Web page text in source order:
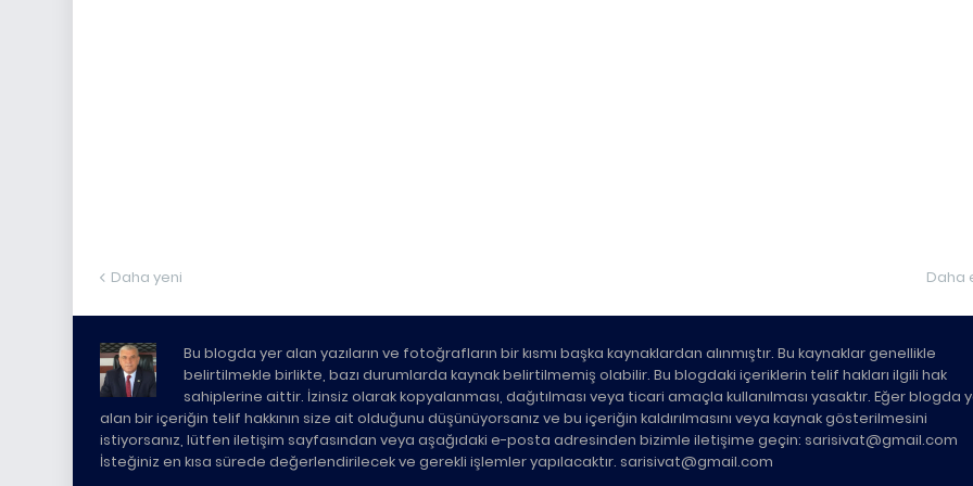
Daha yeni Daha
Bu blogda yer alan yazıların ve fotoğrafların bir kısmı başka kaynaklardan alınmıştır. Bu kaynaklar genellikle
belirtilmekle birlikte, bazı durumlarda kaynak belirtilmemiş olabilir. Bu blogdaki içeriklerin telif hakları ilgili hak
sahiplerine aittir. İzinsiz olarak kopyalanması, dağıtılması veya ticari amaçla kullanılması yasaktır. Eğer blogda
alan bir içeriğin telif hakkının size ait olduğunu düşünüyorsanız ve bu içeriğin kaldırılmasını veya kaynak gösterilmesini
istiyorsanız, lütfen iletişim sayfasından veya aşağıdaki e-posta adresinden bizimle iletişime geçin: sarisivat@gmail.com
İsteğiniz en kısa sürede değerlendirilecek ve gerekli işlemler yapılacaktır. sarisivat@gmail.com